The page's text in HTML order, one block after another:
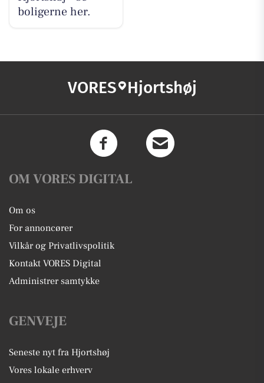
boligerne her.
VORES Hjortshøj
OM VORES DIGITAL
Om os
For annoncører
Vilkår og Privatlivspolitik
Kontakt VORES Digital
Administrer samtykke
GENVEJE
Seneste nyt fra Hjortshøj
Vores lokale erhverv